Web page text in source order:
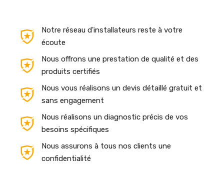
Notre réseau d'installateurs reste à votre
écoute
Nous offrons une prestation de qualité et des
produits certifiés
Nous vous réalisons un devis détaillé gratuit et
sans engagement
Nous réalisons un diagnostic précis de vos
besoins spécifiques
Nous assurons à tous nos clients une
confidentialité